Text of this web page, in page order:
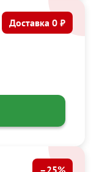
Доставка 0 ₽
–25%